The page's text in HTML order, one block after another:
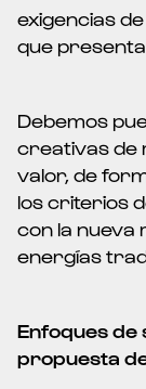
exigencias
que
Debemos
creativas de
valor, de
los criterios
con la nueva
energías
Enfoques de
propuesta